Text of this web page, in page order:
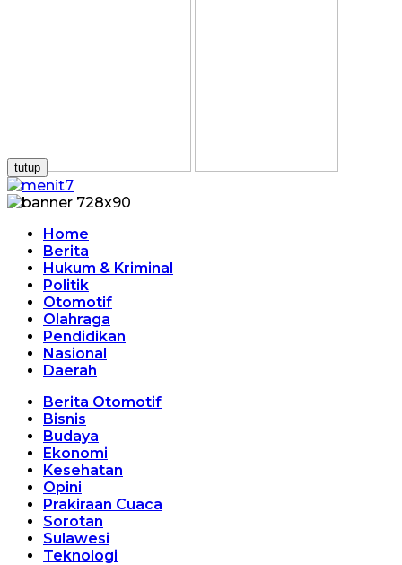
tutup
Home
Berita
Hukum & Kriminal
Politik
Otomotif
Olahraga
Pendidikan
Nasional
Daerah
Berita Otomotif
Bisnis
Budaya
Ekonomi
Kesehatan
Opini
Prakiraan Cuaca
Sorotan
Sulawesi
Teknologi